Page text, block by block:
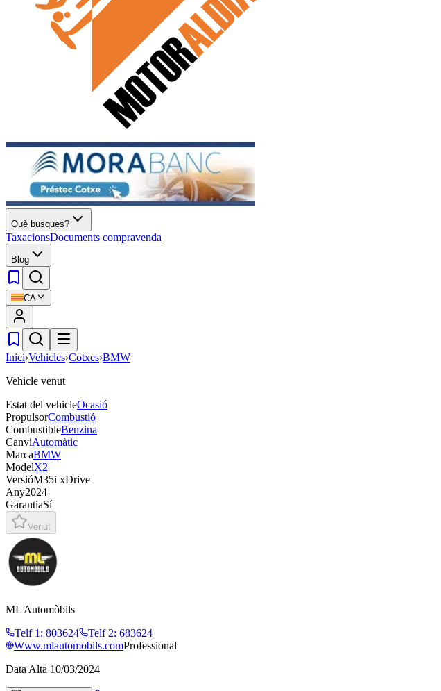
Què busques?
TaxacionsDocuments compravenda
Blog
CA
Inici›Vehicles›Cotxes›BMW
Vehicle venut
Estat del vehicleOcasió
PropulsorCombustió
CombustibleBenzina
CanviAutomàtic
MarcaBMW
ModelX2
VersióM35i xDrive
Any2024
GarantiaSí
Venut
ML Automòbils
Telf 1 : 803624 Telf 2: 683624
Www.mlautomobils.comProfessional
Data Alta 10/03/2024